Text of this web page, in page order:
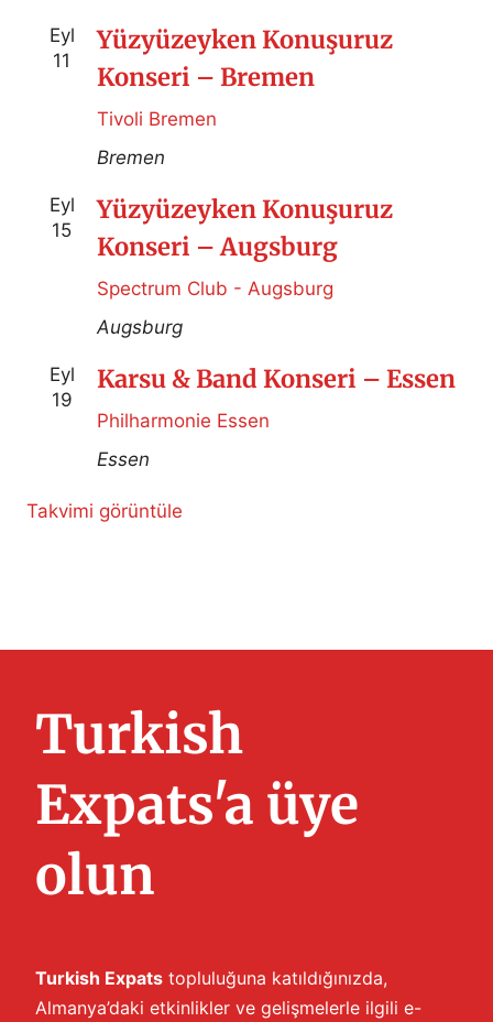
Eyl
11
Yüzyüzeyken Konuşuruz
Konseri – Bremen
Tivoli Bremen
Bremen
Eyl
15
Yüzyüzeyken Konuşuruz
Konseri – Augsburg
Spectrum Club - Augsburg
Augsburg
Eyl
19
Karsu & Band Konseri – Essen
Philharmonie Essen
Essen
Takvimi görüntüle
Turkish
Expats'a üye
olun
Turkish Expats topluluğuna katıldığınızda,
Almanya’daki etkinlikler ve gelişmelerle ilgili e-